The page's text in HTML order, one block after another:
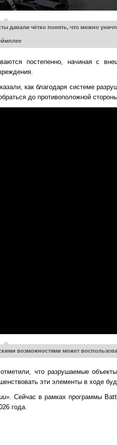
давали чётко понять, что можно
постепенно, начиная с
как благодаря системе
до противоположной
возможностями может
что разрушаемые
эти элементы в ходе
. Сейчас в рамках программы
года.